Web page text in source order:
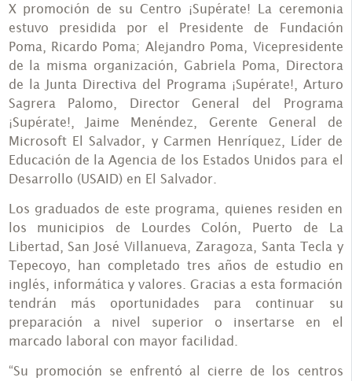
X promoción de su Centro ¡Supérate! La ceremonia
estuvo presidida por el Presidente de Fundación
Poma, Ricardo Poma; Alejandro Poma, Vicepresidente
de la misma organización, Gabriela Poma, Directora
de la Junta Directiva del Programa ¡Supérate!, Arturo
Sagrera Palomo, Director General del Programa
¡Supérate!, Jaime Menéndez, Gerente General de
Microsoft El Salvador, y Carmen Henríquez, Líder de
Educación de la Agencia de los Estados Unidos para el
Desarrollo (USAID) en El Salvador.
Los graduados de este programa, quienes residen en
los municipios de Lourdes Colón, Puerto de La
Libertad, San José Villanueva, Zaragoza, Santa Tecla y
Tepecoyo, han completado tres años de estudio en
inglés, informática y valores. Gracias a esta formación
tendrán más oportunidades para continuar su
preparación a nivel superior o insertarse en el
marcado laboral con mayor facilidad.
“Su promoción se enfrentó al cierre de los centros